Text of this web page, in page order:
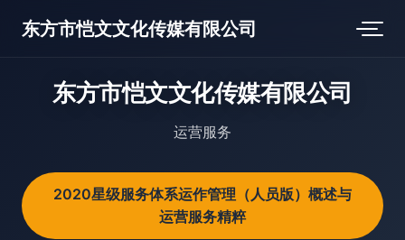
东方市恺文文化传媒有限公司
东方市恺文文化传媒有限公司
运营服务
2020星级服务体系运作管理（人员版）概述与
运营服务精粹